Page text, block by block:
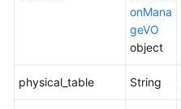
帮
下
onMana
geVO
object
physical_table String